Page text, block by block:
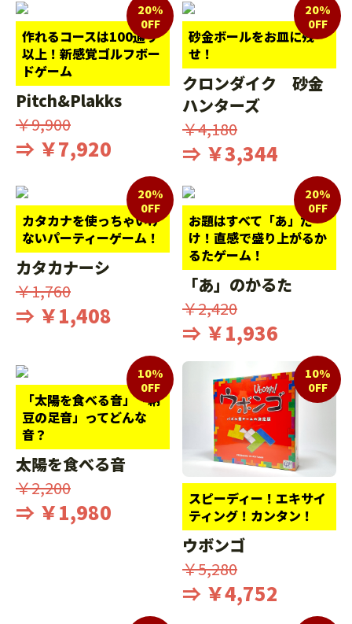
作れるコースは100通り
以上！新感覚ゴルフボー
ドゲーム
20%
0FF
Pitch&Plakks
￥9,900
⇒ ￥7,920
砂金ボールをお皿に残
せ！
20%
0FF
クロンダイク 砂金
ハンターズ
￥4,180
⇒ ￥3,344
カタカナを使っちゃいけ
ないパーティーゲーム！
20%
0FF
カタカナーシ
￥1,760
⇒ ￥1,408
お題はすべて「あ」だ
け！直感で盛り上がるか
るたゲーム！
20%
0FF
「あ」のかるた
￥2,420
⇒ ￥1,936
「太陽を食べる音」「納
豆の足音」ってどんな
音？
10%
0FF
太陽を食べる音
￥2,200
⇒ ￥1,980
スピーディー！エキサイ
ティング！カンタン！
10%
0FF
ウボンゴ
￥5,280
⇒ ￥4,752